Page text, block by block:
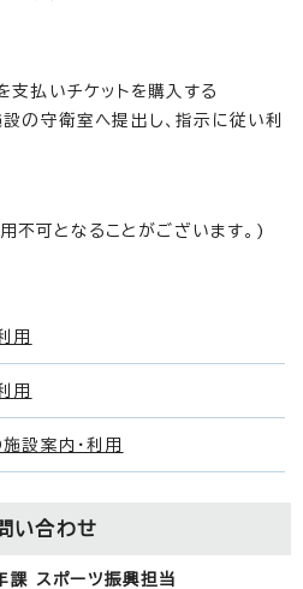
払いチケットを購入する
の守衛室へ提出し、指示に従い利
不可となることがございます。)
用
用
設案内・利用
い合わせ
課 スポーツ振興担当